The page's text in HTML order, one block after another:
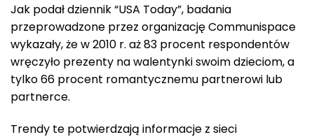
Jak podał dziennik “USA Today”, badania
przeprowadzone przez organizację Communispace
wykazały, że w 2010 r. aż 83 procent respondentów
wręczyło prezenty na walentynki swoim dzieciom, a
tylko 66 procent romantycznemu partnerowi lub
partnerce.
Trendy te potwierdzają informacje z sieci